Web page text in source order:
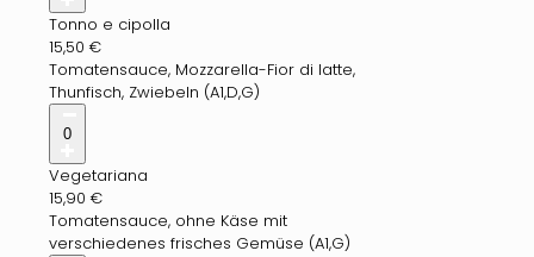
Tonno e cipolla
15,50 €
Tomatensauce, Mozzarella-Fior di latte,
Thunfisch, Zwiebeln (A1,D,G)
0
Vegetariana
15,90 €
Tomatensauce, ohne Käse mit
verschiedenes frisches Gemüse (A1,G)